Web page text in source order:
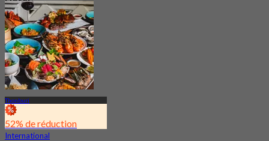
4.6
2.3K Réservé
De฿ 450
Thonburi
52% de réduction
International